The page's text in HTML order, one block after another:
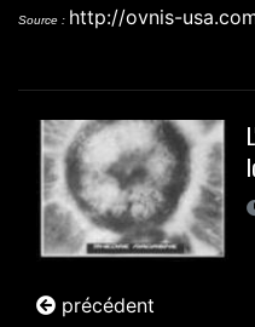
Source : http://ovnis-
précédent